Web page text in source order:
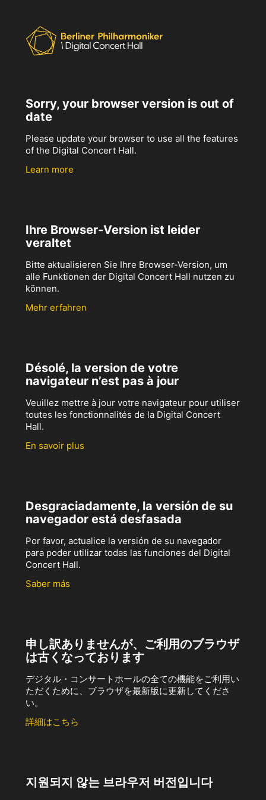
Sorry, your browser version is out of
date
Please update your browser to use all the features
of the Digital Concert Hall.
Learn more
Ihre Browser-Version ist leider
veraltet
Bitte aktualisieren Sie Ihre Browser-Version, um
alle Funktionen der Digital Concert Hall nutzen zu
können.
Mehr erfahren
Désolé, la version de votre
navigateur n’est pas à jour
Veuillez mettre à jour votre navigateur pour utiliser
toutes les fonctionnalités de la Digital Concert
Hall.
En savoir plus
Desgraciadamente, la versión de su
navegador está desfasada
Por favor, actualice la versión de su navegador
para poder utilizar todas las funciones del Digital
Concert Hall.
Saber más
申し訳ありませんが、ご利用のブラウザ
は古くなっております
デジタル・コンサートホールの全ての機能をご利用い
ただくために、ブラウザを最新版に更新してくださ
い。
詳細はこちら
지원되지 않는 브라우저 버전입니다